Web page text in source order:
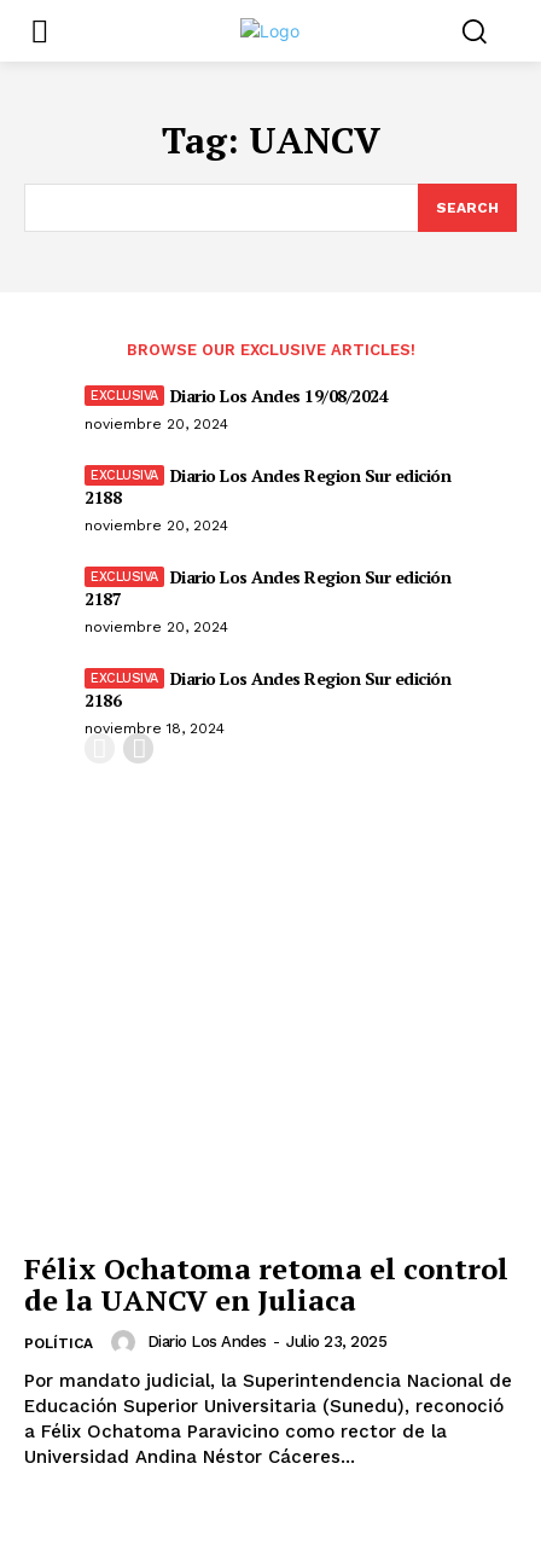
Tag: UANCV
SEARCH
BROWSE OUR EXCLUSIVE ARTICLES!
Diario Los Andes 19/08/2024
noviembre 20, 2024
Diario Los Andes Region Sur edición
2188
noviembre 20, 2024
Diario Los Andes Region Sur edición
2187
noviembre 20, 2024
Diario Los Andes Region Sur edición
2186
noviembre 18, 2024
Félix Ochatoma retoma el control
de la UANCV en Juliaca
POLÍTICA Diario Los Andes - Julio 23, 2025
Por mandato judicial, la Superintendencia Nacional de
Educación Superior Universitaria (Sunedu), reconoció
a Félix Ochatoma Paravicino como rector de la
Universidad Andina Néstor Cáceres...